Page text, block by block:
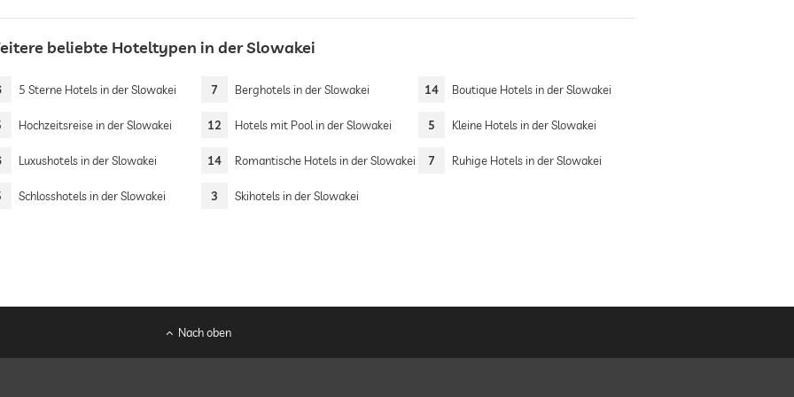
beliebte Hoteltypen in der Slowakei
5 Sterne Hotels in der Slowakei 7 Berghotels in der Slowakei 14 Boutique Hotels in der Slowakei
Hochzeitsreise in der Slowakei 12 Hotels mit Pool in der Slowakei 5 Kleine Hotels in der Slowakei
Luxushotels in der Slowakei 14 Romantische Hotels in der Slowakei 7 Ruhige Hotels in der Slowakei
Schlosshotels in der Slowakei 3 Skihotels in der Slowakei
Nach oben